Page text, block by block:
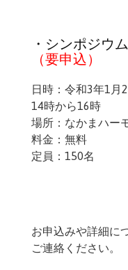
・シンポジウ
（要申込）
日時：令和3年1月
14時から16時
場所：なかまハー
料金：無料
定員：150名
お申込みや詳細に
ご連絡ください。